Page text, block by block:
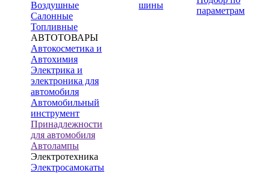
Воздушные
Салонные
Топливные
АВТОТОВАРЫ
Автокосметика и
Автохимия
Электрика и
электроника для
автомобиля
Автомобильный
инструмент
Принадлежности
для автомобиля
Автолампы
Электротехника
Электросамокаты
шины
параметрам